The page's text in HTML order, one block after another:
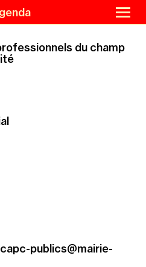
close
menu
du champ
capc-publics@mairie-